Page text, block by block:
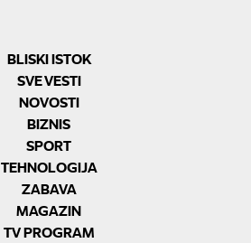
BLISKI ISTOK
SVE VESTI
NOVOSTI
BIZNIS
SPORT
TEHNOLOGIJA
ZABAVA
MAGAZIN
TV PROGRAM